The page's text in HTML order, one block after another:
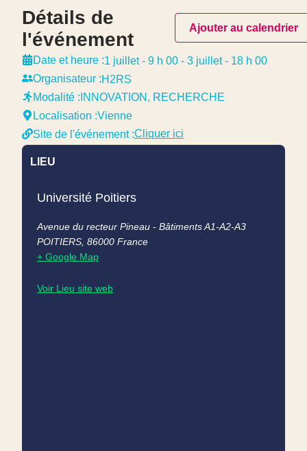
Détails de
l'événement
Ajouter au calendrier
Date et heure :1 juillet - 9 h 00 - 3 juillet - 18 h 00
Organisateur :H2RS
Modalité : INNOVATION , RECHERCHE
Localisation :Vienne
Site de l'événement :Cliquer ici
LIEU
Université Poitiers
Avenue du recteur Pineau - Bâtiments A1-A2-A3
POITIERS 86000 France
+ Google Map
Voir Lieu site web